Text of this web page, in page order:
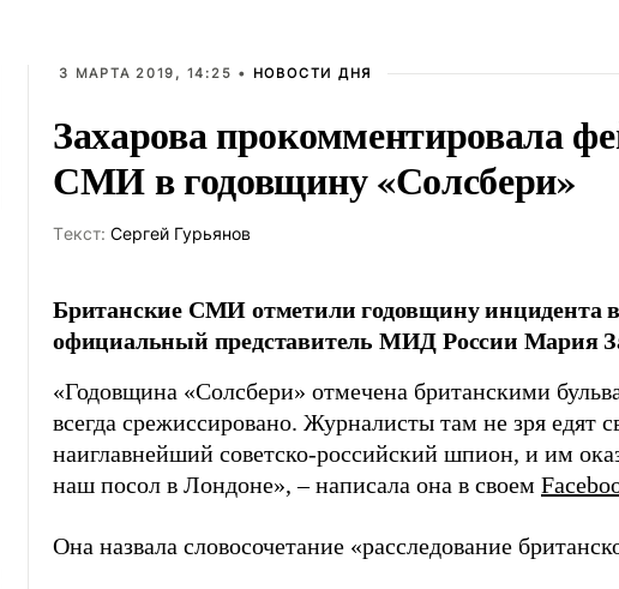
3 МАРТА 2019, 14:25 • НОВОСТИ ДНЯ
Захарова прокомментировала
СМИ в годовщину «Солсбери»
Tекст: Сергей Гурьянов
Британские СМИ отметили годовщину инцидента
официальный представитель МИД России Мария
«Годовщина «Солсбери» отмечена британскими
всегда срежиссировано. Журналисты там не зря едят
наиглавнейший советско-российский шпион, и им
наш посол в Лондоне», – написала она в своем
Она назвала словосочетание «расследование